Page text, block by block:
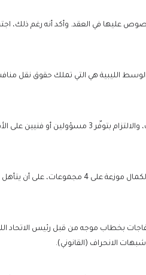
عليها في العقد. وأكد أنه رغم ذلك،
الوسط الليبية هي التي تملك حقوق نقل
وأضاف اتحاد الكرة أن “مسؤوليه مطالبون بتسهيل مهمة مراسلي وموفدي قناة الوسط خلال
بخطاب موجه من قبل رئيس الاتحاد
الانحراف (القانوني).